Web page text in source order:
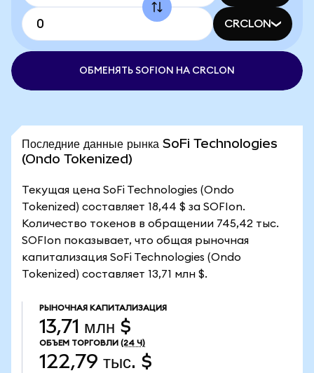
CRCLON
ОБМЕНЯТЬ SOFION НА CRCLON
Последние данные рынка SoFi Technologies
(Ondo Tokenized)
Текущая цена SoFi Technologies (Ondo
Tokenized) составляет 18,44 $ за SOFIon.
Количество токенов в обращении 745,42 тыс.
SOFIon показывает, что общая рыночная
капитализация SoFi Technologies (Ondo
Tokenized) составляет 13,71 млн $.
РЫНОЧНАЯ КАПИТАЛИЗАЦИЯ
13,71 млн $
ОБЪЕМ ТОРГОВЛИ (24 Ч)
122,79 тыс. $